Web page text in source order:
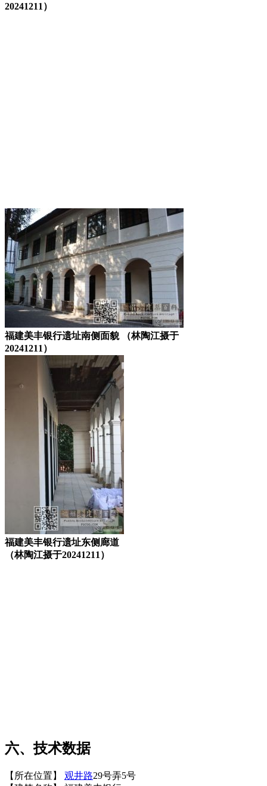
20241211）
福建美丰银行遗址南侧面貌 （林陶江摄于
20241211）
福建美丰银行遗址东侧廊道
（林陶江摄于20241211）
六、技术数据
【所在位置】 观井路29号弄5号